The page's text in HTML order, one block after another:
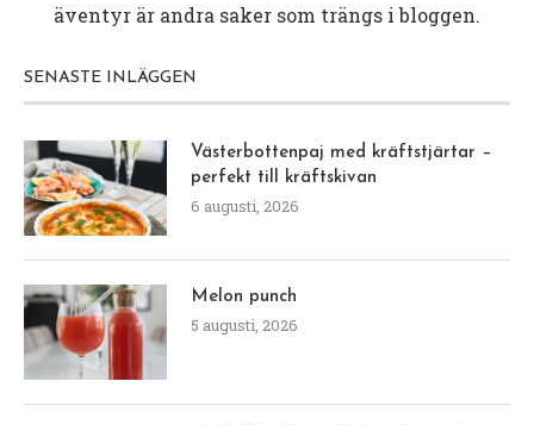
äventyr är andra saker som trängs i bloggen.
SENASTE INLÄGGEN
Västerbottenpaj med kräftstjärtar –
perfekt till kräftskivan
6 augusti, 2026
Melon punch
5 augusti, 2026